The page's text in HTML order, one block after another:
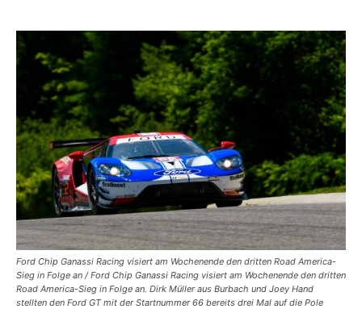
Ford Chip Ganassi Racing visiert am Wochenende den dritten Road America-
Sieg in Folge an / Ford Chip Ganassi Racing visiert am Wochenende den dritten
Road America-Sieg in Folge an. Dirk Müller aus Burbach und Joey Hand
stellten den Ford GT mit der Startnummer 66 bereits drei Mal auf die Pole